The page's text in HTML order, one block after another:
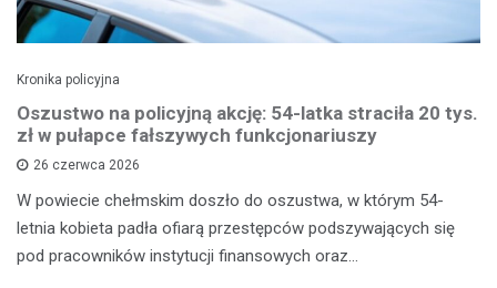
Kronika policyjna
Oszustwo na policyjną akcję: 54-latka straciła 20 tys.
zł w pułapce fałszywych funkcjonariuszy
26 czerwca 2026
W powiecie chełmskim doszło do oszustwa, w którym 54-
letnia kobieta padła ofiarą przestępców podszywających się
pod pracowników instytucji finansowych oraz…